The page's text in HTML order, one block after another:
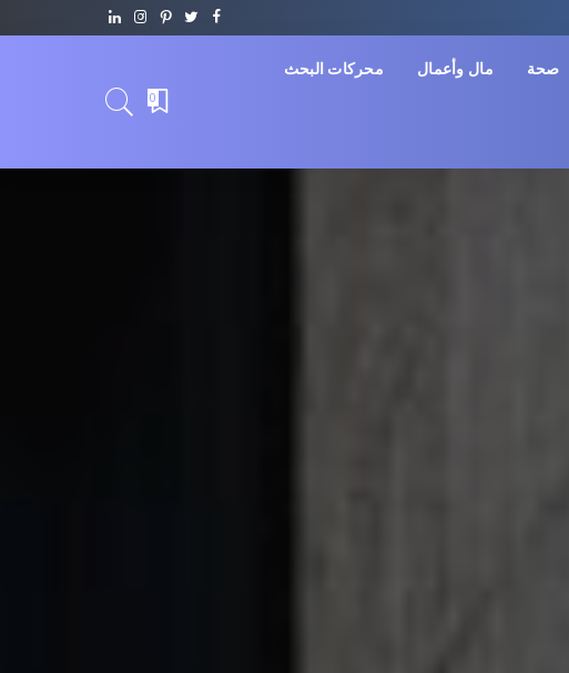
صحة مال وأعمال محركات البحث
0